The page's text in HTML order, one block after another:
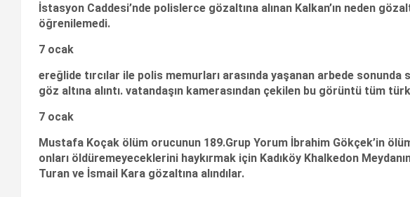
İstasyon Caddesi’nde polislerce gözaltına alınan Kalkan’ın neden
öğrenilemedi.
7 ocak
ereğlide tırcılar ile polis memurları arasında yaşanan arbede
göz altına alıntı. vatandaşın kamerasından çekilen bu görüntü tüm
7 ocak
Mustafa Koçak ölüm orucunun 189.Grup Yorum İbrahim Gökçek’in
onları öldüremeyeceklerini haykırmak için Kadıköy Khalkedon
Turan ve İsmail Kara gözaltına alındılar.